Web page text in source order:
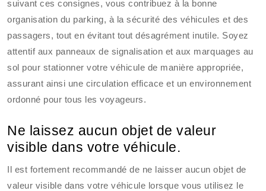
suivant ces consignes, vous contribuez à la bonne
organisation du parking, à la sécurité des véhicules et des
passagers, tout en évitant tout désagrément inutile. Soyez
attentif aux panneaux de signalisation et aux marquages au
sol pour stationner votre véhicule de manière appropriée,
assurant ainsi une circulation efficace et un environnement
ordonné pour tous les voyageurs.
Ne laissez aucun objet de valeur
visible dans votre véhicule.
Il est fortement recommandé de ne laisser aucun objet de
valeur visible dans votre véhicule lorsque vous utilisez le